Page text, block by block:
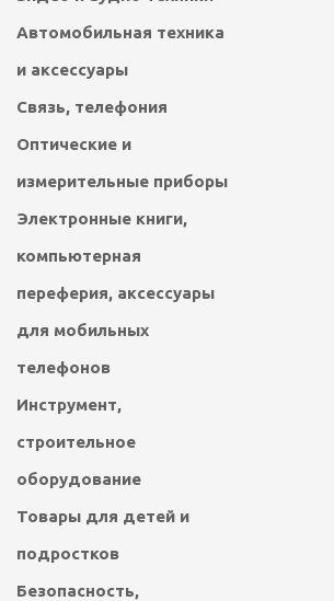
отходов
браслеты
щиты и сетки
и единоборств
и аксессуары
Автомобильная техника
и аксессуары
Связь, телефония
Оптические и
измерительные приборы
Электронные книги,
компьютерная
переферия, аксессуары
для мобильных
телефонов
Инструмент,
строительное
оборудование
Товары для детей и
подростков
Безопасность,